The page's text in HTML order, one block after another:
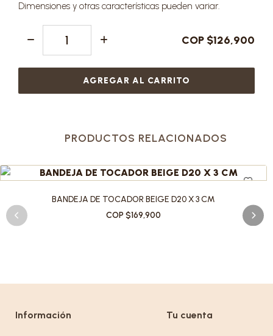
Dimensiones y otras características pueden variar.
COP $126,900
AGREGAR AL CARRITO
PRODUCTOS RELACIONADOS
BANDEJA DE TOCADOR BEIGE D20 X 3 CM
COP $169,900
Información Tu cuenta